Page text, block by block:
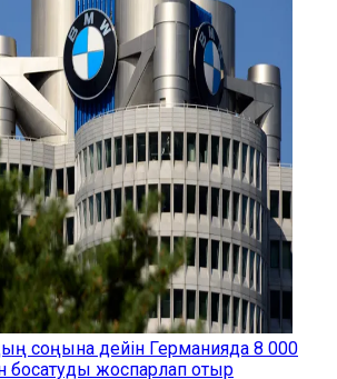
соңына дейін Германияда 8 000
жоспарлап отыр